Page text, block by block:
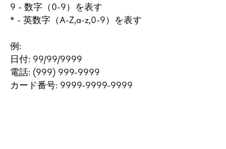
9 - 数字（0-9）を表す
* - 英数字（A-Z,a-z,0-9）を表す
例:
日付: 99/99/9999
電話: (999) 999-9999
カード番号: 9999-9999-9999